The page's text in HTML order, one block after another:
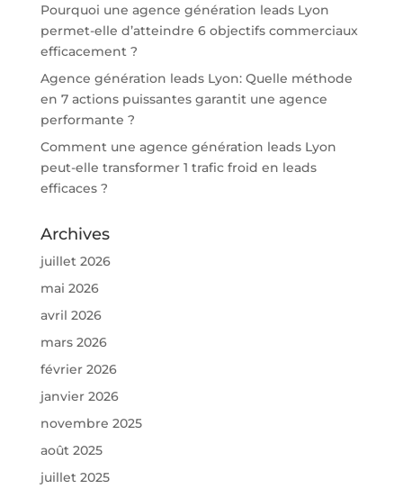
Pourquoi une agence génération leads Lyon
permet-elle d’atteindre 6 objectifs commerciaux
efficacement ?
Agence génération leads Lyon: Quelle méthode
en 7 actions puissantes garantit une agence
performante ?
Comment une agence génération leads Lyon
peut-elle transformer 1 trafic froid en leads
efficaces ?
Archives
juillet 2026
mai 2026
avril 2026
mars 2026
février 2026
janvier 2026
novembre 2025
août 2025
juillet 2025